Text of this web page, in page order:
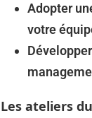
Adopter
votre
Les ateliers